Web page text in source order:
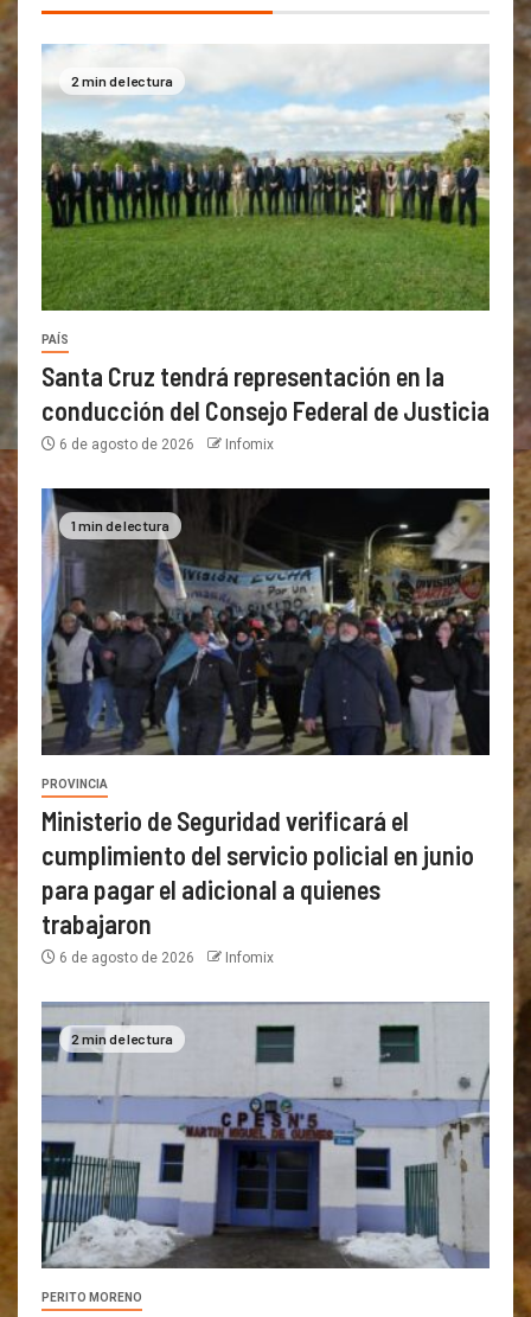
2 min de lectura
PAÍS
Santa Cruz tendrá representación en la
conducción del Consejo Federal de Justicia
6 de agosto de 2026 Infomix
1 min de lectura
PROVINCIA
Ministerio de Seguridad verificará el
cumplimiento del servicio policial en junio
para pagar el adicional a quienes
trabajaron
6 de agosto de 2026 Infomix
2 min de lectura
PERITO MORENO